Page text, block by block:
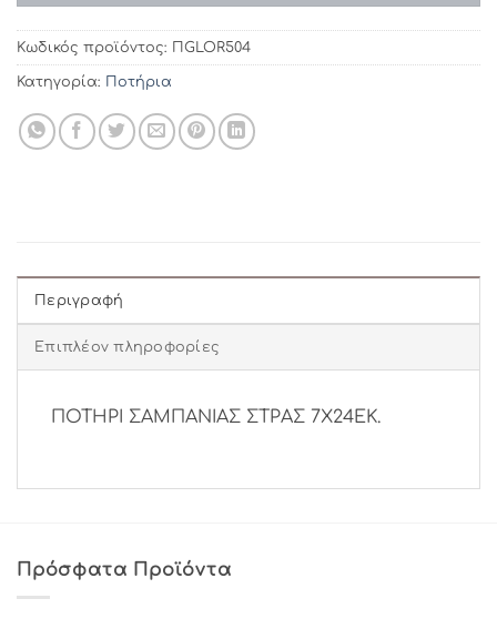
Κωδικός προϊόντος: ΠGLOR504
Κατηγορία: Ποτήρια
Περιγραφή
Επιπλέον πληροφορίες
ΠΟΤΗΡΙ ΣΑΜΠΑΝΙΑΣ ΣΤΡΑΣ 7Χ24ΕΚ.
Πρόσφατα Προϊόντα